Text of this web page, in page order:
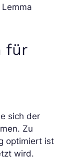
für
sich der
Zu
optimiert ist
wird.